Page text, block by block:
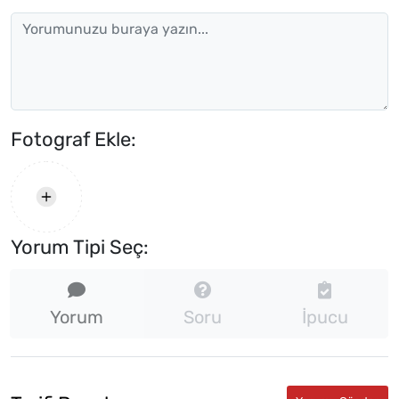
Fotograf Ekle:
Yorum Tipi Seç:
Yorum Soru İpucu